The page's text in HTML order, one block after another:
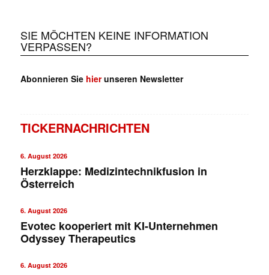
SIE MÖCHTEN KEINE INFORMATION
VERPASSEN?
Abonnieren Sie hierunseren Newsletter
TICKERNACHRICHTEN
6. August 2026
Herzklappe: Medizintechnikfusion in
Österreich
6. August 2026
Evotec kooperiert mit KI-Unternehmen
Odyssey Therapeutics
6. August 2026